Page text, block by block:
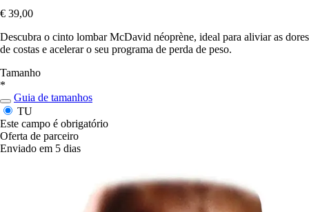
€ 39,00
Descubra o cinto lombar McDavid néoprène, ideal para aliviar as dores
de costas e acelerar o seu programa de perda de peso.
Tamanho
*
Guia de tamanhos
TU
Este campo é obrigatório
Oferta de parceiro
Enviado em 5 dias